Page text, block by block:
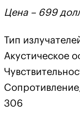
Цена– 699
Тип
Акустическое
306